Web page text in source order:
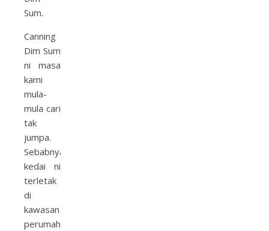
Sum.
Canning
Dim Sum
ni masa
kami
mula-
mula cari
tak
jumpa.
Sebabnya,
kedai ni
terletak
di
kawasan
perumahan.